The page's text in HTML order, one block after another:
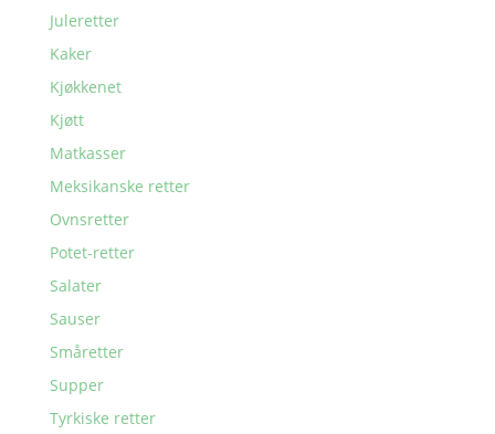
Juleretter
Kaker
Kjøkkenet
Kjøtt
Matkasser
Meksikanske retter
Ovnsretter
Potet-retter
Salater
Sauser
Småretter
Supper
Tyrkiske retter